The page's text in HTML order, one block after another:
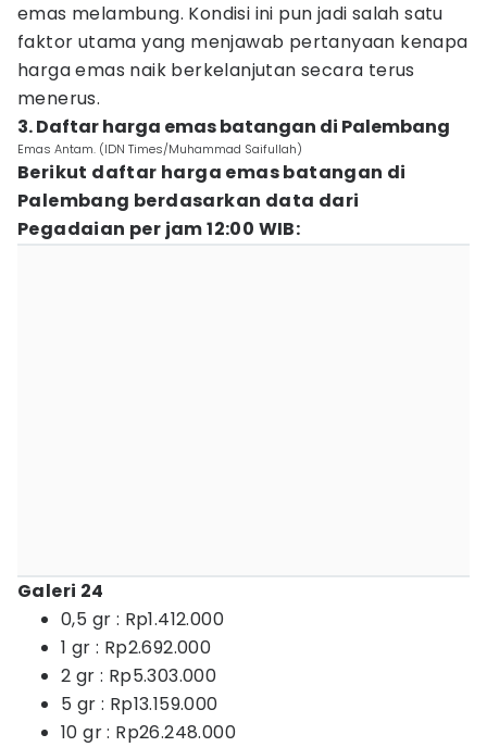
emas melambung. Kondisi ini pun jadi salah satu
faktor utama yang menjawab pertanyaan kenapa
harga emas naik berkelanjutan secara terus
menerus.
3. Daftar harga emas batangan di Palembang
Emas Antam. (IDN Times/Muhammad Saifullah)
Berikut daftar harga emas batangan di
Palembang berdasarkan data dari
Pegadaian per jam 12:00 WIB:
Galeri 24
0,5 gr : Rp1.412.000
1 gr : Rp2.692.000
2 gr : Rp5.303.000
5 gr : Rp13.159.000
10 gr : Rp26.248.000